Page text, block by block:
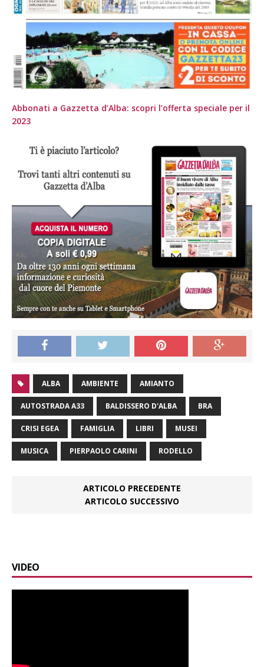
Abbonati a Gazzetta d’Alba: scopri l’offerta speciale per il
2023
ALBA AMBIENTE AMIANTO
AUTOSTRADA A33 BALDISSERO D'ALBA BRA
CRISI EGEA FAMIGLIA LIBRI MUSEI
MUSICA PIERPAOLO CARINI RODELLO
ARTICOLO PRECEDENTE
ARTICOLO SUCCESSIVO
VIDEO